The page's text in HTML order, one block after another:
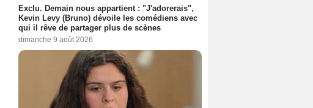
Exclu. Demain nous appartient : "J'adorerais",
Kevin Levy (Bruno) dévoile les comédiens avec
qui il rêve de partager plus de scènes
dimanche 9 août 2026